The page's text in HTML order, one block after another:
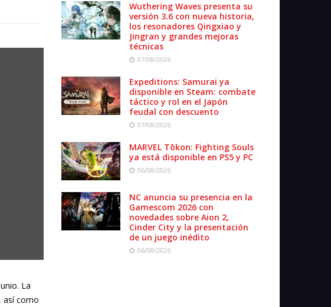
La
así como
Wuthering Waves presenta su
versión 3.6 con nueva historia,
los resonadores Qingxiao y
Jingran y grandes mejoras
técnicas
07/08/2026
Expeditions: Samurai ya
disponible en Steam: combate
táctico y rol en el Japón
feudal con descuento
07/08/2026
MARVEL Tōkon: Fighting Souls
ya está disponible en PS5 y PC
06/08/2026
NC anuncia su presencia en la
Gamescom 2026 con
novedades sobre Aion 2,
Cinder City y la presentación
de un juego inédito
06/08/2026